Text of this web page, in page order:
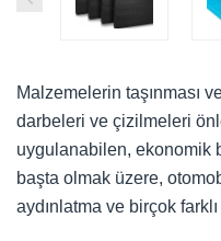
Malzemelerin taşınması
darbeleri ve çizilmeleri
uygulanabilen, ekonomik
başta olmak üzere,
aydınlatma ve birçok